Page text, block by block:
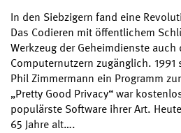
In den Siebzigern fand eine
Das Codieren mit öffentlichem
Werkzeug der Geheimdienste auch
Computernutzern zugänglich.
Phil Zimmermann ein Programm
„Pretty Good Privacy“ war
populärste Software ihrer Art.
65 Jahre alt….